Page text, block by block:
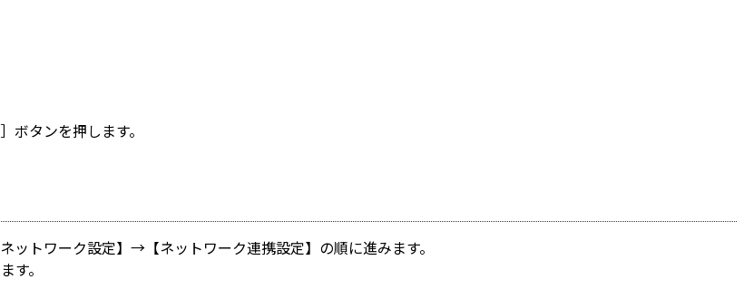
タンを押します。
トワーク設定】→【ネットワーク連携設定】の順に進みます。
す。